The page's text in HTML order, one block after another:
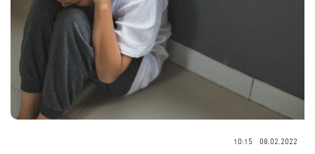
08.02.2022
10:15